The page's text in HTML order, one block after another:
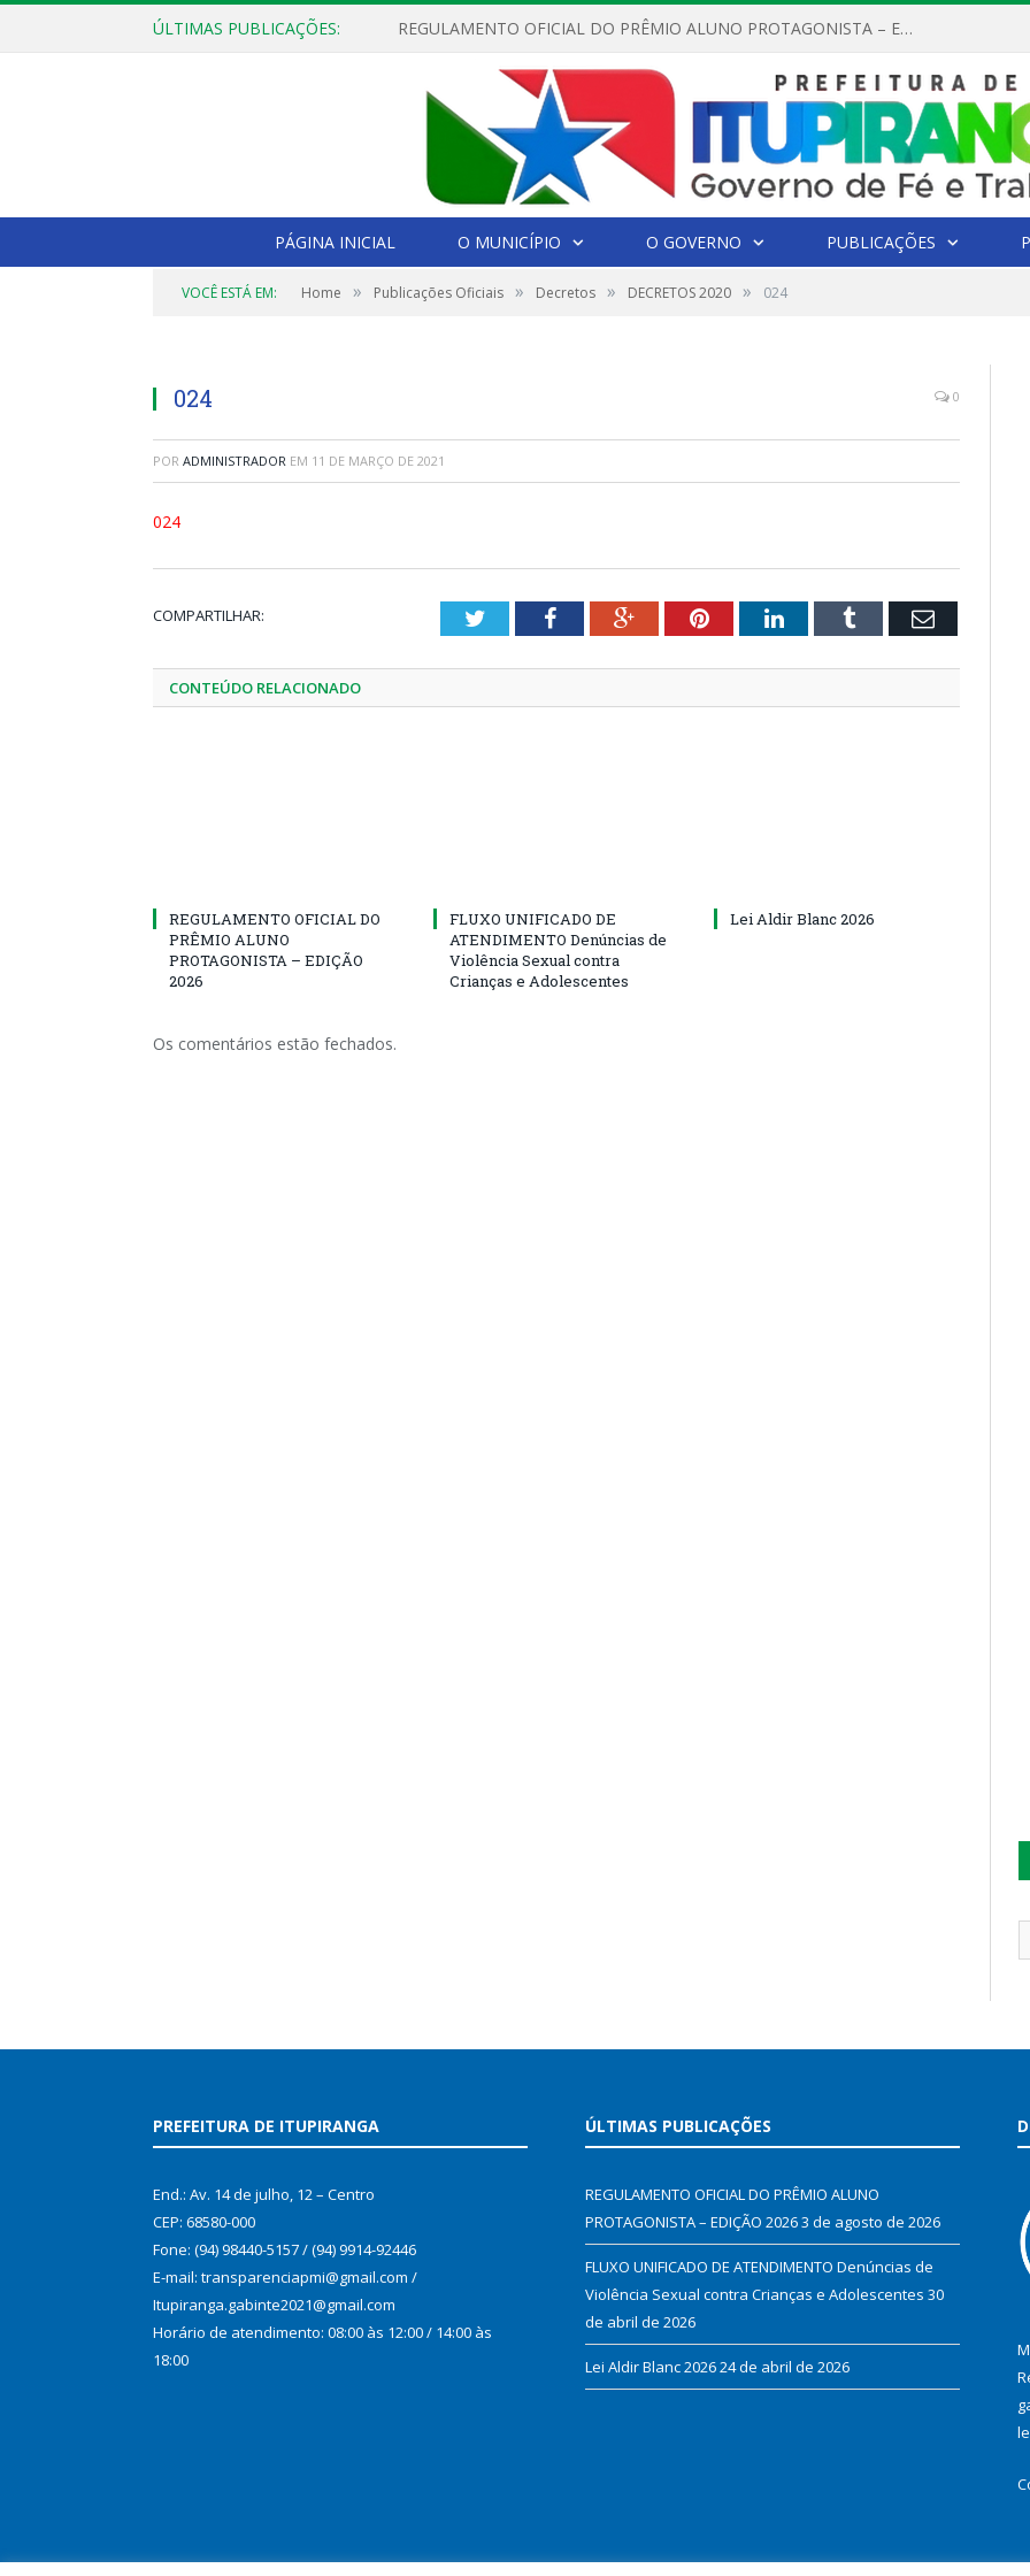
ÚLTIMAS PUBLICAÇÕES: REGULAMENTO OFICIAL DO PRÊMIO ALUNO PROTAGONISTA – EDIÇÃO 2026
PÁGINA INICIAL O MUNICÍPIO O GOVERNO PUBLICAÇÕES
VOCÊ ESTÁ EM: Home » Publicações Oficiais » Decretos » DECRETOS 2020 » 024
024 0
POR ADMINISTRADOR EM 11 DE MARÇO DE 2021
024
COMPARTILHAR: TwitterFacebookGoogle+PinterestLinkedInTumblr Email
CONTEÚDO RELACIONADO
REGULAMENTO OFICIAL DO
PRÊMIO ALUNO
PROTAGONISTA – EDIÇÃO
2026
FLUXO UNIFICADO DE
ATENDIMENTO Denúncias de
Violência Sexual contra
Crianças e Adolescentes
Lei Aldir Blanc 2026
Os comentários estão fechados.
PREFEITURA DE ITUPIRANGA
End.: Av. 14 de julho, 12 – Centro
CEP: 68580-000
Fone: (94) 98440-5157 / (94) 9914-92446
E-mail: transparenciapmi@gmail.com /
Itupiranga.gabinte2021@gmail.com
Horário de atendimento: 08:00 às 12:00 / 14:00 às
18:00
ÚLTIMAS PUBLICAÇÕES
REGULAMENTO OFICIAL DO PRÊMIO ALUNO
PROTAGONISTA – EDIÇÃO 20263 de agosto de 2026
FLUXO UNIFICADO DE ATENDIMENTO Denúncias de
Violência Sexual contra Crianças e Adolescentes 30
de abril de 2026
Lei Aldir Blanc 202624 de abril de 2026